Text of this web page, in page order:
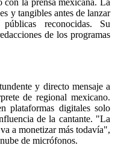
la prensa mexicana. La
y tangibles antes de lanzar
reconocidas. Su
de los programas
y directo mensaje a
de regional mexicano.
plataformas digitales solo
de la cantante. "La
a monetizar más todavía",
de micrófonos.